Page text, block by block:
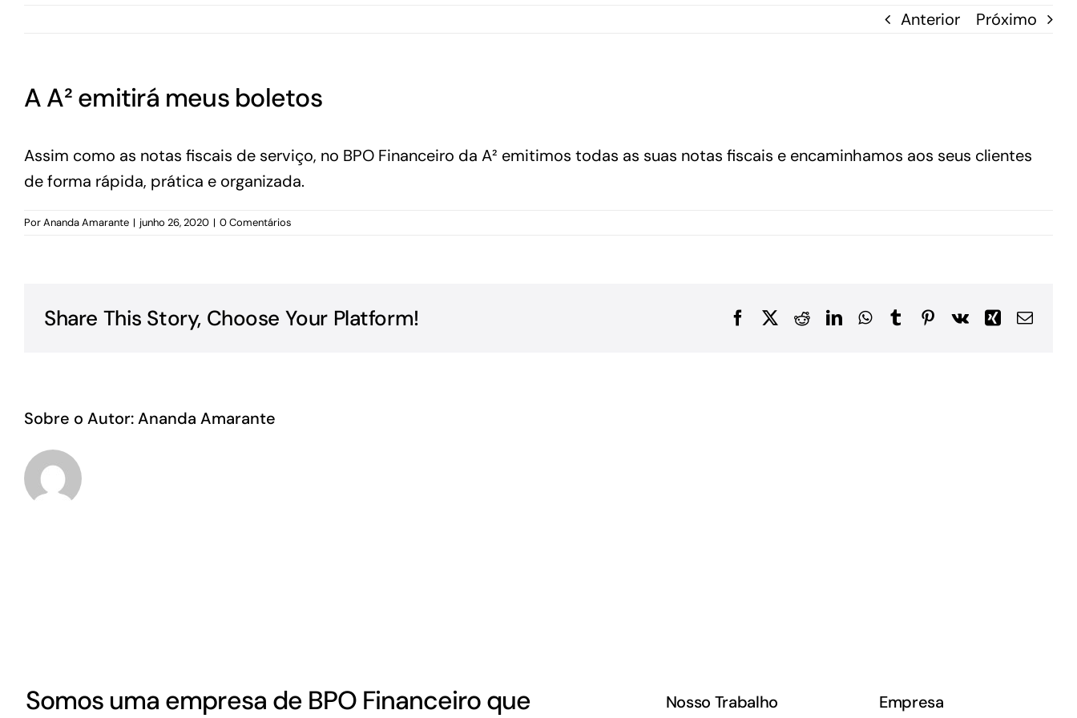
Anterior Próximo
A A² emitirá meus boletos
Assim como as notas fiscais de serviço, no BPO Financeiro da A² emitimos todas as suas notas fiscais e encaminhamos aos seus clientes
de forma rápida, prática e organizada.
PorAnanda Amarante | junho 26, 2020 | 0 Comentários
Share This Story, Choose Your Platform! FacebookRedditLinkedInWhatsApp
TumblrPinterest
Vk XingE-
Sobre o Autor:Ananda Amarante
Somos uma empresa de BPO Financeiro que
Nosso Trabalho Empresa